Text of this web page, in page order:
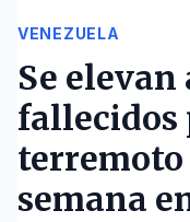
VENEZUELA
Se elevan
fallecidos
terremoto
semana